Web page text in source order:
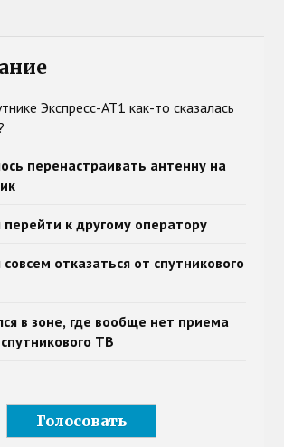
Экспресс-АТ1 как-то сказалась
перенастраивать антенну на
к другому оператору
отказаться от спутникового
в зоне, где вообще нет приема
ТВ